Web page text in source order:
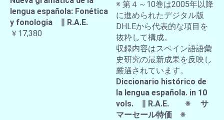
lengua española: Fonética
y fonologia ∥ R.A.E.
￥17,380
※ 第４～10巻は2005年以降
に進められたデジタル版
DHLEから代表的な項目を
抜粋して構成。
収録内容はスペイン語語彙
史研究の最新成果を反映し
厳選されています。
Diccionario histórico de
la lengua española. in 10
vols. ∥ R.A.E. ※ サ
マーセール特価 ※